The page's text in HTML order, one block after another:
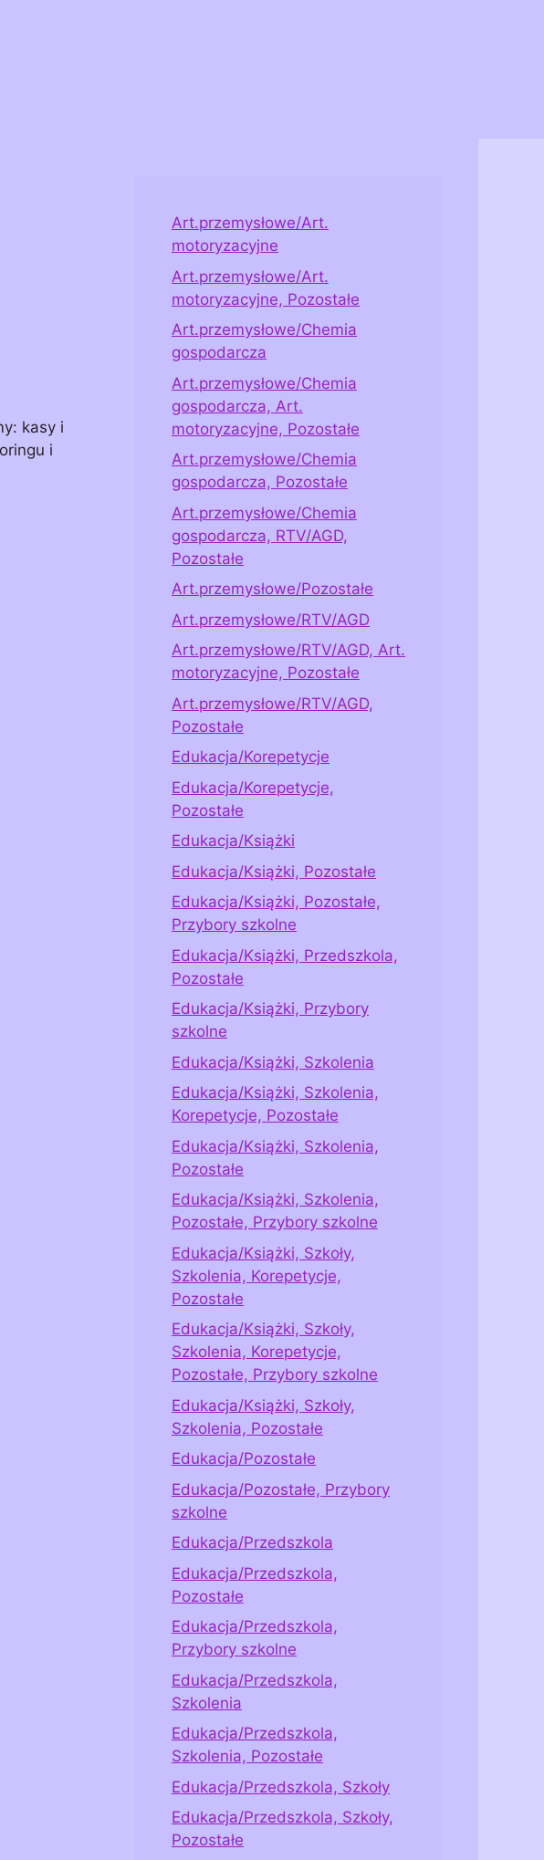
kasy i
i
Art.przemysłowe/Art.
motoryzacyjne
Art.przemysłowe/Art.
motoryzacyjne, Pozostałe
Art.przemysłowe/Chemia
gospodarcza
Art.przemysłowe/Chemia
gospodarcza, Art.
motoryzacyjne, Pozostałe
Art.przemysłowe/Chemia
gospodarcza, Pozostałe
Art.przemysłowe/Chemia
gospodarcza, RTV/AGD,
Pozostałe
Art.przemysłowe/Pozostałe
Art.przemysłowe/RTV/AGD
Art.przemysłowe/RTV/AGD, Art.
motoryzacyjne, Pozostałe
Art.przemysłowe/RTV/AGD,
Pozostałe
Edukacja/Korepetycje
Edukacja/Korepetycje,
Pozostałe
Edukacja/Książki
Edukacja/Książki, Pozostałe
Edukacja/Książki, Pozostałe,
Przybory szkolne
Edukacja/Książki, Przedszkola,
Pozostałe
Edukacja/Książki, Przybory
szkolne
Edukacja/Książki, Szkolenia
Edukacja/Książki, Szkolenia,
Korepetycje, Pozostałe
Edukacja/Książki, Szkolenia,
Pozostałe
Edukacja/Książki, Szkolenia,
Pozostałe, Przybory szkolne
Edukacja/Książki, Szkoły,
Szkolenia, Korepetycje,
Pozostałe
Edukacja/Książki, Szkoły,
Szkolenia, Korepetycje,
Pozostałe, Przybory szkolne
Edukacja/Książki, Szkoły,
Szkolenia, Pozostałe
Edukacja/Pozostałe
Edukacja/Pozostałe, Przybory
szkolne
Edukacja/Przedszkola
Edukacja/Przedszkola,
Pozostałe
Edukacja/Przedszkola,
Przybory szkolne
Edukacja/Przedszkola,
Szkolenia
Edukacja/Przedszkola,
Szkolenia, Pozostałe
Edukacja/Przedszkola, Szkoły
Edukacja/Przedszkola, Szkoły,
Pozostałe